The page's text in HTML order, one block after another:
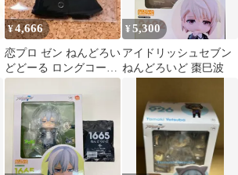
¥4,666
恋プロ ゼン ねんどろい
どどーる ロングコート
黒 おようふく 服 衣装
上着
¥5,300
アイドリッシュセブン
ねんどろいど 棗巳波